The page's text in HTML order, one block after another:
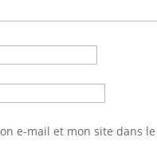
e-mail et mon site dans